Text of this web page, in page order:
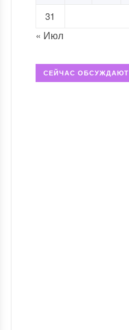
31
« Июл
СЕЙЧАС ОБСУЖДАЮТ